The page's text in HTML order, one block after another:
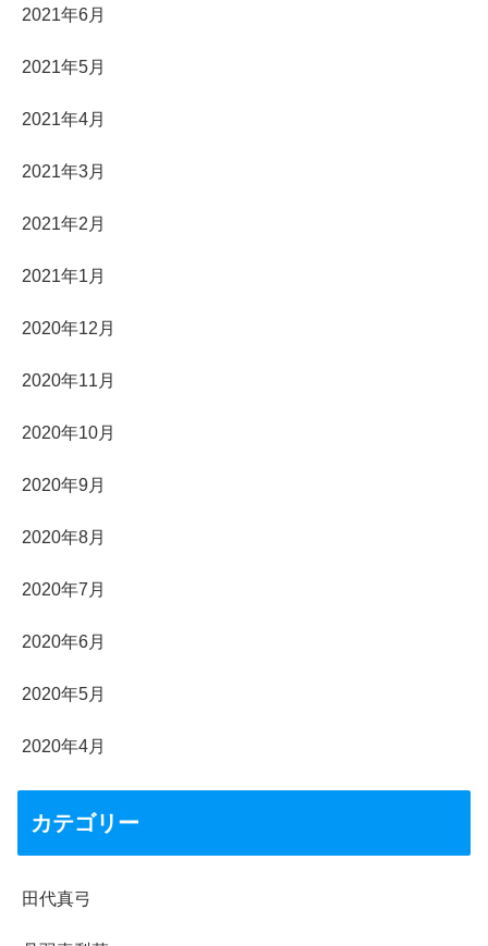
2021年6月
2021年5月
2021年4月
2021年3月
2021年2月
2021年1月
2020年12月
2020年11月
2020年10月
2020年9月
2020年8月
2020年7月
2020年6月
2020年5月
2020年4月
カテゴリー
田代真弓